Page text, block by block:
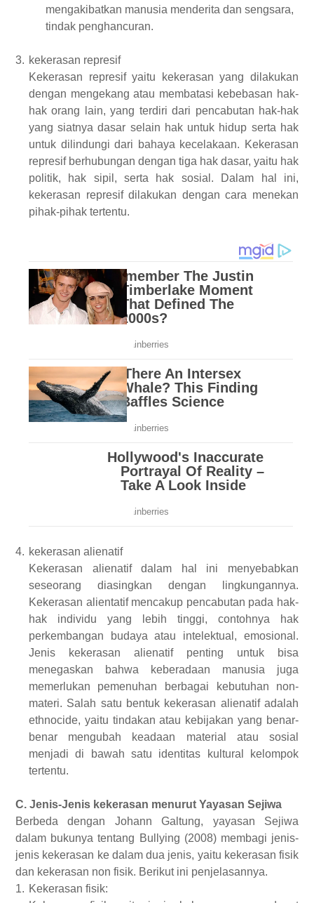
mengakibatkan manusia menderita dan sengsara,
tindak penghancuran.
3. kekerasan represif
Kekerasan represifyaitu kekerasan yang dilakukan
dengan mengekang atau membatasi kebebasan hak-
hak orang lain, yang terdiri dari pencabutan hak-hak
yang siatnyadasar selain hak untuk hidup serta hak
untuk dilindungi dari bahayakecelakaan. Kekerasan
represif berhubungan dengan tiga hak dasar, yaitu hak
politik, hak sipil,serta hak sosial. Dalam hal ini,
kekerasan represifdilakukan dengancara menekan
pihak-pihak tertentu.
4. kekerasan alienatif
Kekerasan alienatifdalam hal ini menyebabkan
seseorang diasingkan dengan lingkungannya.
Kekerasan alientatif mencakup pencabutan pada hak-
hak individu yang lebih tinggi, contohnya hak
perkembangan budaya atau intelektual ,
emosional.
Jenis kekerasan alienatif penting untuk
bisa
menegaskan bahwa keberadaan manusia juga
memerlukan pemenuhan berbagai
kebutuhan non-
materi. Salah satu bentuk kekerasan alienatif adalah
ethnocide, yaitu tindakan atau kebijakan yang benar-
benarmengubah keadaan material atau sosial
menjadi di bawah satu identitas kultural kelompok
tertentu.
C. Jenis-Jenis kekerasan menurut Yayasan Sejiwa
Berbeda dengan Johann Galtung, yayasan Sejiwa
dalam bukunya tentang Bullying (2008) membagi jenis-
jenis kekerasan ke dalam dua jenis, yaitu kekerasan fisik
dan kekerasan non fisik. Berikut ini penjelasannya.
1. Kekerasan fisik: